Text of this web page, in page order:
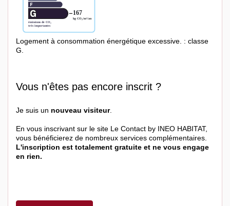
Logement à consommation énergétique excessive. : classe
G.
Vous n'êtes pas encore inscrit ?
Je suis un nouveau visiteur.
En vous inscrivant sur le site Le Contact by INEO HABITAT,
vous bénéficierez de nombreux services complémentaires.
L'inscription est totalement gratuite et ne vous engage
en rien.